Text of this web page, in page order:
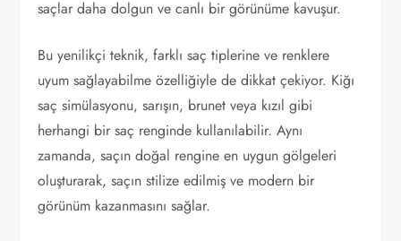
saçlar daha dolgun ve canlı bir görünüme kavuşur.
Bu yenilikçi teknik, farklı saç tiplerine ve renklere
uyum sağlayabilme özelliğiyle de dikkat çekiyor. Kiğı
saç simülasyonu, sarışın, brunet veya kızıl gibi
herhangi bir saç renginde kullanılabilir. Aynı
zamanda, saçın doğal rengine en uygun gölgeleri
oluşturarak, saçın stilize edilmiş ve modern bir
görünüm kazanmasını sağlar.